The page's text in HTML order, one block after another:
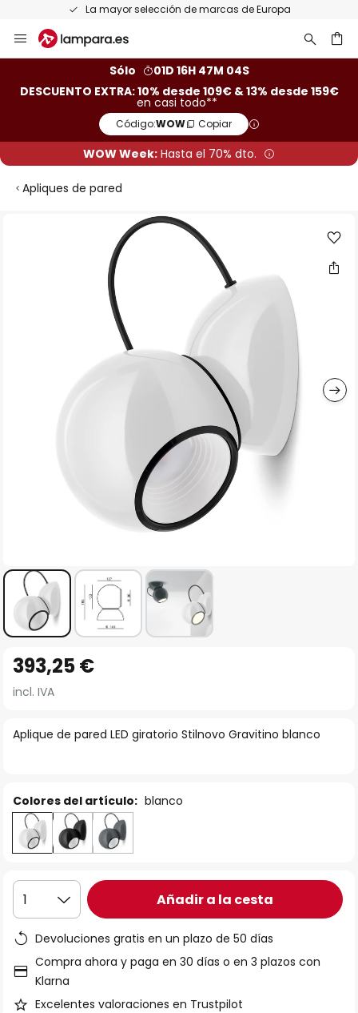
La mayor selección de marcas de Europa
al
Sólo
01D 16H 47M 03S
DESCUENTO EXTRA: 10% desde 109€ & 13% desde 159€
en casi todo**
Código:WOW Copiar
WOW Week: Hasta el 70% dto.
Apliques de pared
comienzo
Aplique de pared LED giratorio Stilnovo Gravitino blanco
393,25 €
incl. IVA
Colores del artículo: blanco
1 Añadir a la cesta
Devoluciones gratis en un plazo de 50 días
Compra ahora y paga en 30 días o en 3 plazos con
Klarna
Excelentes valoraciones en Trustpilot